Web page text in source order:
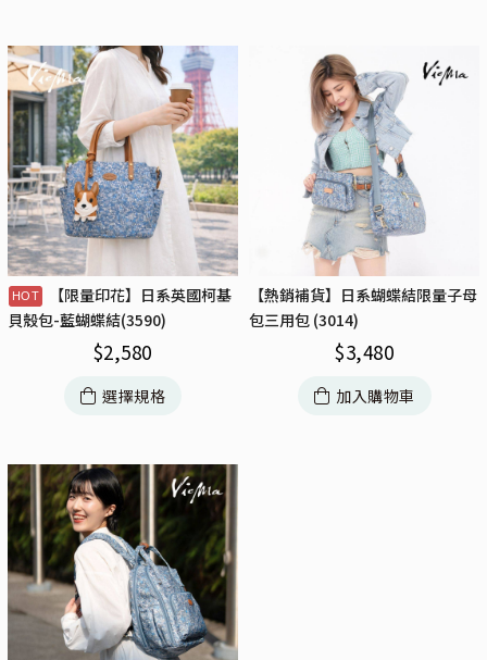
【限量印花】日系英國柯基
貝殼包-藍蝴蝶結(3590)
$2,580
選擇規格
【熱銷補貨】日系蝴蝶結限量子母
包三用包 (3014)
$3,480
加入購物車